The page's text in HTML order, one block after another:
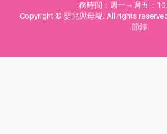
務時間：週一～週五：
Copyright © 嬰兒與母親. All rights
節錄